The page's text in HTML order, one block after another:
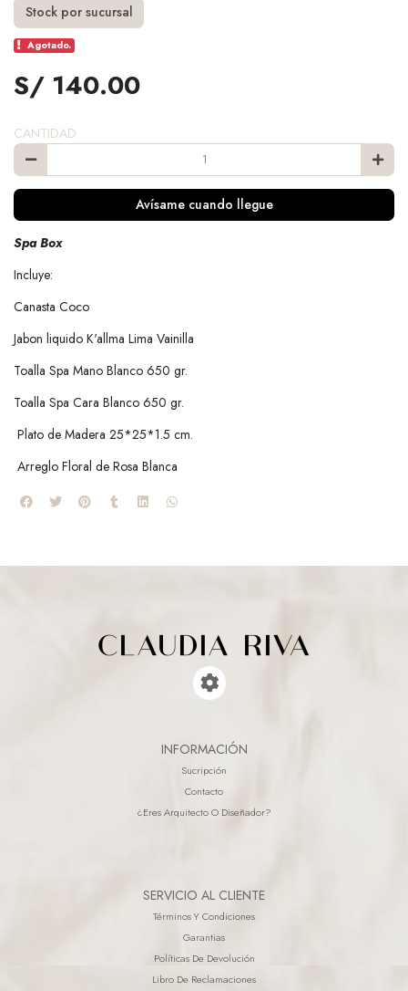
Stock por sucursal
Agotado.
S/ 140.00
CANTIDAD
Avísame cuando llegue
Spa Box
Incluye:
Canasta Coco
Jabon liquido K'allma Lima Vainilla
Toalla Spa Mano Blanco 650 gr.
Toalla Spa Cara Blanco 650 gr.
Plato de Madera 25*25*1.5 cm.
Arreglo Floral de Rosa Blanca
INFORMACIÓN
Sucripción
Contacto
¿eres Arquitecto O Diseñador?
SERVICIO AL CLIENTE
Términos Y Condiciones
Garantias
Políticas De Devolución
Libro De Reclamaciones